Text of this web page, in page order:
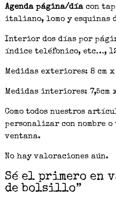
Agenda página/día con
italiano, lomo y esquinas
Interior dos días por
índice teléfonico, etc…,
Medidas exteriores: 8 cm x
Medidas interiores: 7,5cm
Como todos nuestros
personalizar con nombre
ventana.
No hay valoraciones aún.
Sé el primero en
de bolsillo”